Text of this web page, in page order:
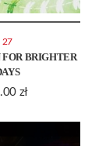
BRIGHTER
zł
27